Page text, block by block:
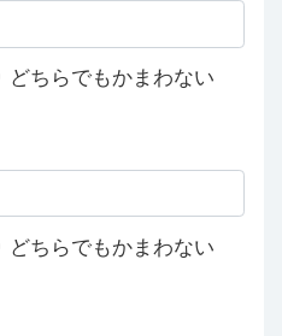
どちらでもかまわない
どちらでもかまわない